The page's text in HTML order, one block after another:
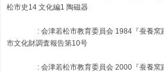
松市史14 文化編1 陶磁器
: 会津若松市教育委員会 1984『蚕養窯跡
市文化財調査報告第10号
: 会津若松市教育委員会 2000『蚕養窯跡